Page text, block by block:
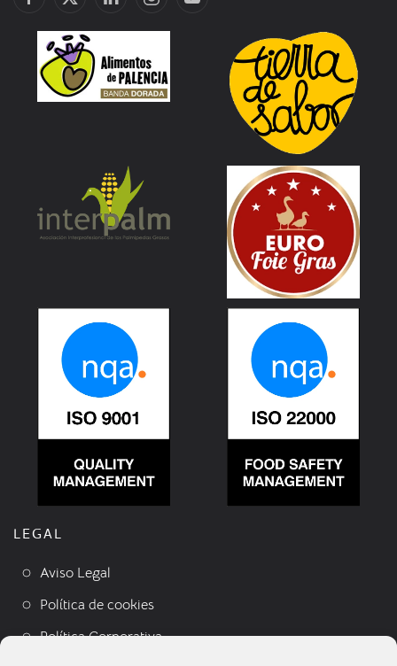
LEGAL
Aviso Legal
Política de cookies
Política Corporativa